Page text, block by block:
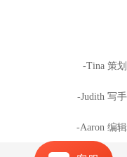
-Tina 策划
-Judith 写手
-Aaron 编辑